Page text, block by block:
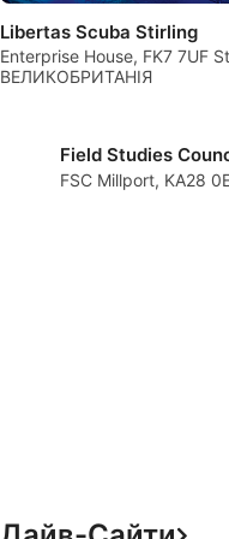
Libertas Scuba Stirling
Enterprise House, FK7 7UF
ВЕЛИКОБРИТАНІЯ
Field Studies
FSC Millport, KA28
Advertising